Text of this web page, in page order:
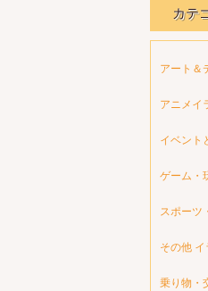
カテ
アート＆
アニメイ
イベント
ゲーム・
スポーツ
その他 イ
乗り物・